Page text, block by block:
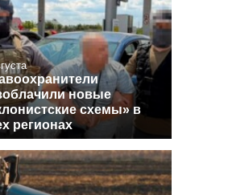
новые
схемы» в
регионах